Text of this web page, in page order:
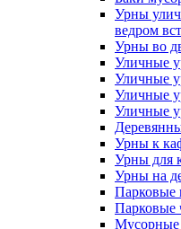
Урны
ведром
Урны во
Уличные
Уличные
Уличные
Уличные
Урны к
Урны для
Урны на
Парковые
Парковые
Мусорные